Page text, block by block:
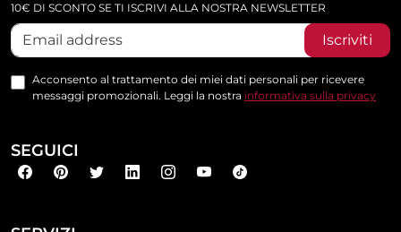
10€ DI SCONTO SE TI ISCRIVI ALLA NOSTRA NEWSLETTER
Iscriviti
Acconsento al trattamento dei miei dati personali per ricevere
messaggi promozionali. Leggi la nostra informativa sulla privacy
SEGUICI